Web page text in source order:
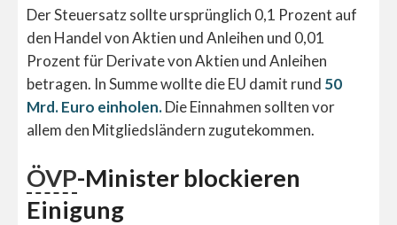
Der Steuersatz sollte ursprünglich 0,1 Prozent auf
den Handel von Aktien und Anleihen und 0,01
Prozent für Derivate von Aktien und Anleihen
betragen. In Summe wollte die EU damit rund 50
Mrd. Euro einholen.Die Einnahmen sollten vor
allem den Mitgliedsländern zugutekommen.
ÖVP-Minister blockieren
Einigung